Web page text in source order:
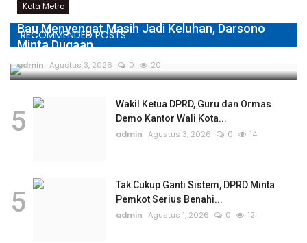
RECOMMENDED POSTS
Kota Metro
Bau Menyengat Masih Jadi Keluhan, Darsono
Minta Dugaan...
admin Agustus 3, 2026 0 20
5
Wakil Ketua DPRD, Guru dan Ormas
Demo Kantor Wali Kota...
admin Agustus 3, 2026 0 14
5
Tak Cukup Ganti Sistem, DPRD Minta
Pemkot Serius Benahi...
admin Agustus 1, 2026 0 12